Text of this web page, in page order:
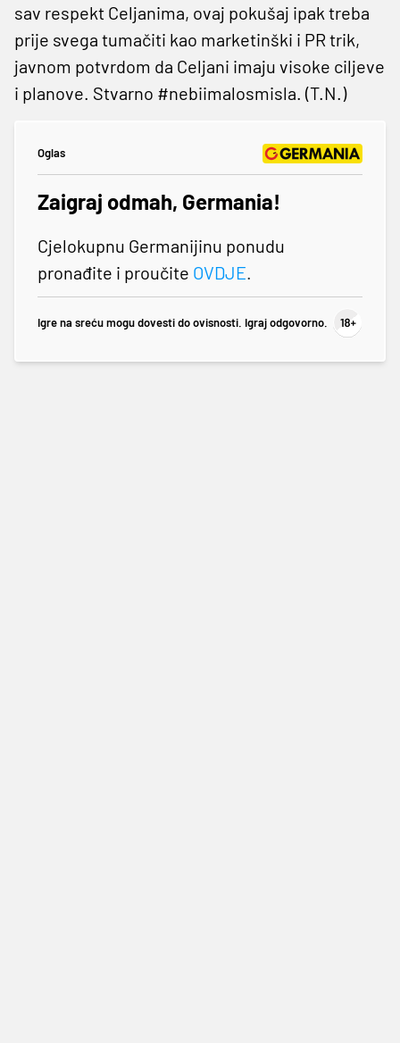
sav respekt Celjanima, ovaj pokušaj ipak treba
prije svega tumačiti kao marketinški i PR trik,
javnom potvrdom da Celjani imaju visoke ciljeve
i planove. Stvarno #nebiimalosmisla. (T.N.)
Oglas
Zaigraj odmah, Germania!
Cjelokupnu Germanijinu ponudu
pronađite i proučite OVDJE.
Igre na sreću mogu dovesti do ovisnosti. Igraj odgovorno.